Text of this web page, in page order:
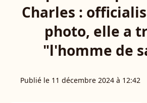
Charles :
photo, elle a
"l'homme de
Publié le 11 décembre 2024 à 12:42